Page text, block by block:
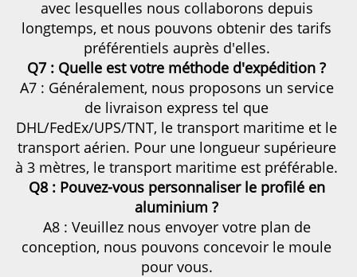
avec lesquelles nous collaborons depuis
longtemps, et nous pouvons obtenir des tarifs
préférentiels auprès d'elles.
Q7 : Quelle est votre méthode d'expédition ?
A7 : Généralement, nous proposons un service
de livraison express tel que
DHL/FedEx/UPS/TNT, le transport maritime et le
transport aérien. Pour une longueur supérieure
à 3 mètres, le transport maritime est préférable.
Q8 : Pouvez-vous personnaliser le profilé en
aluminium ?
A8 : Veuillez nous envoyer votre plan de
conception, nous pouvons concevoir le moule
pour vous.